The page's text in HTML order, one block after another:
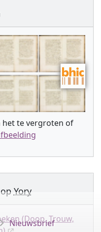
het te vergroten of
Yory
(Doop, Trouw,
Nieuwsbrief